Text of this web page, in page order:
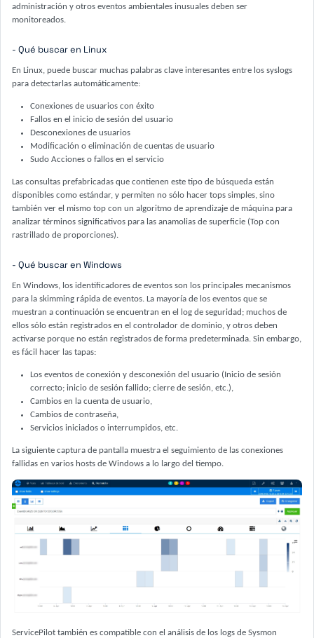
administración y otros eventos ambientales inusuales deben ser
monitoreados.
- Qué buscar en Linux
En Linux, puede buscar muchas palabras clave interesantes entre los syslogs
para detectarlas automáticamente:
Conexiones de usuarios con éxito
Fallos en el inicio de sesión del usuario
Desconexiones de usuarios
Modificación o eliminación de cuentas de usuario
Sudo Acciones o fallos en el servicio
Las consultas prefabricadas que contienen este tipo de búsqueda están
disponibles como estándar, y permiten no sólo hacer tops simples, sino
también ver el mismo top con un algoritmo de aprendizaje de máquina para
analizar términos significativos para las anamolias de superficie (Top con
rastrillado de proporciones).
- Qué buscar en Windows
En Windows, los identificadores de eventos son los principales mecanismos
para la skimming rápida de eventos. La mayoría de los eventos que se
muestran a continuación se encuentran en el log de seguridad; muchos de
ellos sólo están registrados en el controlador de dominio, y otros deben
activarse porque no están registrados de forma predeterminada. Sin embargo,
es fácil hacer las tapas:
Los eventos de conexión y desconexión del usuario (Inicio de sesión
correcto; inicio de sesión fallido; cierre de sesión, etc.),
Cambios en la cuenta de usuario,
Cambios de contraseña,
Servicios iniciados o interrumpidos, etc.
La siguiente captura de pantalla muestra el seguimiento de las conexiones
fallidas en varios hosts de Windows a lo largo del tiempo.
ServicePilot también es compatible con el análisis de los logs de Sysmon